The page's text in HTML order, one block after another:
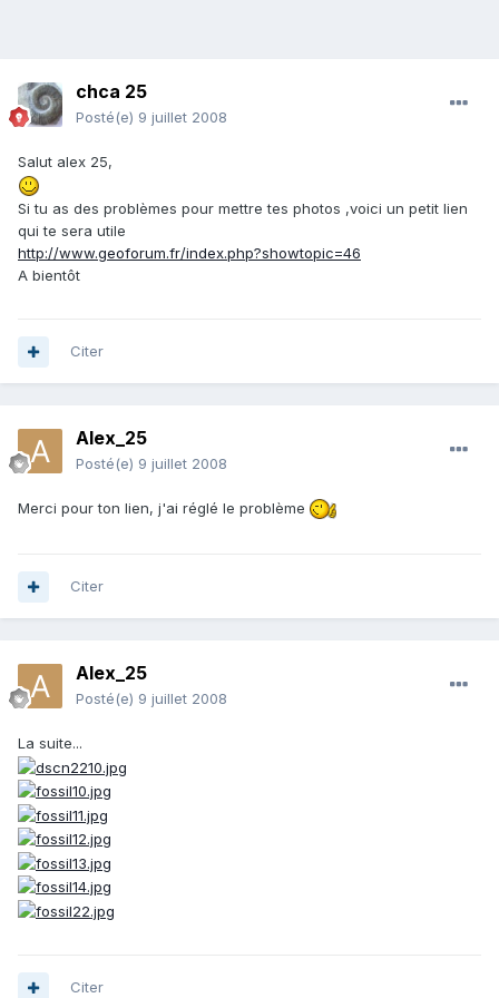
chca 25
Posté(e) 9 juillet 2008
Salut alex 25,
Si tu as des problèmes pour mettre tes photos ,voici un petit lien
qui te sera utile
http://www.geoforum.fr/index.php?showtopic=46
A bientôt
Citer
Alex_25
Posté(e) 9 juillet 2008
Merci pour ton lien, j'ai réglé le problème
Citer
Alex_25
Posté(e) 9 juillet 2008
La suite...
Citer